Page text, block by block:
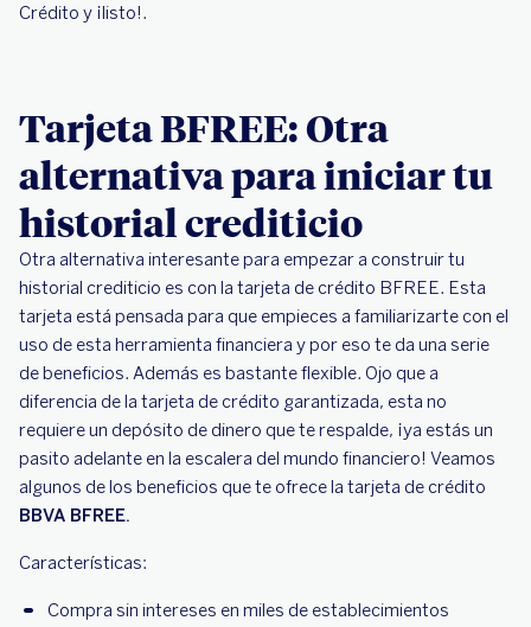
Crédito y ¡listo!.
Tarjeta BFREE: Otra
alternativa para iniciar tu
historial crediticio
Otra alternativa interesante para empezar a construir tu
historial crediticio es con la tarjeta de crédito BFREE. Esta
tarjeta está pensada para que empieces a familiarizarte con el
uso de esta herramienta financiera y por eso te da una serie
de beneficios. Además es bastante flexible. Ojo que a
diferencia de la tarjeta de crédito garantizada, esta no
requiere un depósito de dinero que te respalde, ¡ya estás un
pasito adelante en la escalera del mundo financiero! Veamos
algunos de los beneficios que te ofrece la tarjeta de crédito
BBVA BFREE.
Características:
Compra sin intereses en miles de establecimientos